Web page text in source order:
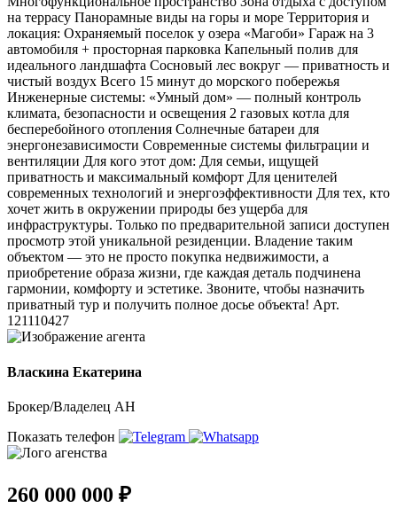
на террасу Панорамные виды на горы и море Территория и
локация: Охраняемый поселок у озера «Магоби» Гараж на 3
автомобиля + просторная парковка Капельный полив для
идеального ландшафта Сосновый лес вокруг — приватность и
чистый воздух Всего 15 минут до морского побережья ️
Инженерные системы: «Умный дом» — полный контроль
климата, безопасности и освещения 2 газовых котла для
бесперебойного отопления Солнечные батареи для
энергонезависимости Современные системы фильтрации и
вентиляции Для кого этот дом: Для семьи, ищущей
приватность и максимальный комфорт Для ценителей
современных технологий и энергоэффективности Для тех, кто
хочет жить в окружении природы без ущерба для
инфраструктуры. Только по предварительной записи доступен
просмотр этой уникальной резиденции. Владение таким
объектом — это не просто покупка недвижимости, а
приобретение образа жизни, где каждая деталь подчинена
гармонии, комфорту и эстетике. Звоните, чтобы назначить
приватный тур и получить полное досье объекта! Арт.
121110427
Власкина Екатерина
Брокер/Владелец АН
Показать телефон
260 000 000 ₽